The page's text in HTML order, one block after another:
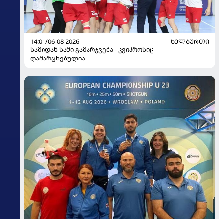
14:01/06-08-2026
ᲮᲔᲚᲑᲣᲠᲗᲘ
სამიდან სამი გამარჯვება - კვიპროსიც
დამარცხებულია